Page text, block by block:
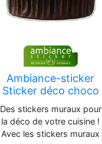
Ambiance-sticker
Sticker déco choco
gâteau
Des stickers muraux pour
la déco de votre cuisine !
Avec les stickers muraux